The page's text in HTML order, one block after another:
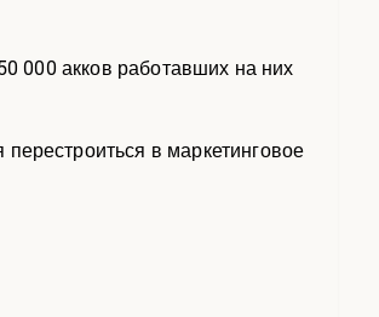
000 акков работавших на них
в маркетинговое